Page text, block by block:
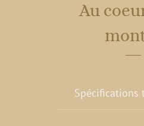
Au
Spécifications